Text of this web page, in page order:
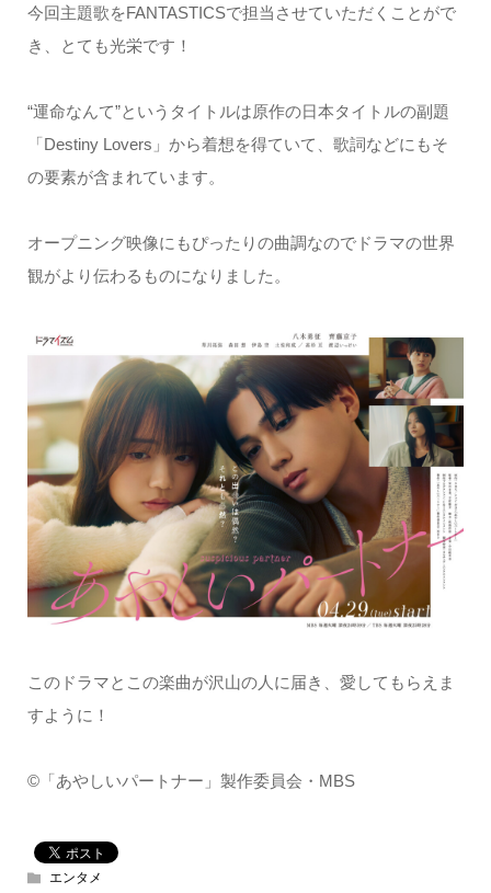
今回主題歌をFANTASTICSで担当させていただくことがで
き、とても光栄です！
“運命なんて”というタイトルは原作の日本タイトルの副題
「Destiny Lovers」から着想を得ていて、歌詞などにもそ
の要素が含まれています。
オープニング映像にもぴったりの曲調なのでドラマの世界
観がより伝わるものになりました。
このドラマとこの楽曲が沢山の人に届き、愛してもらえま
すように！
©「あやしいパートナー」製作委員会・MBS
エンタメ